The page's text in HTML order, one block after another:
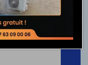
rénovation